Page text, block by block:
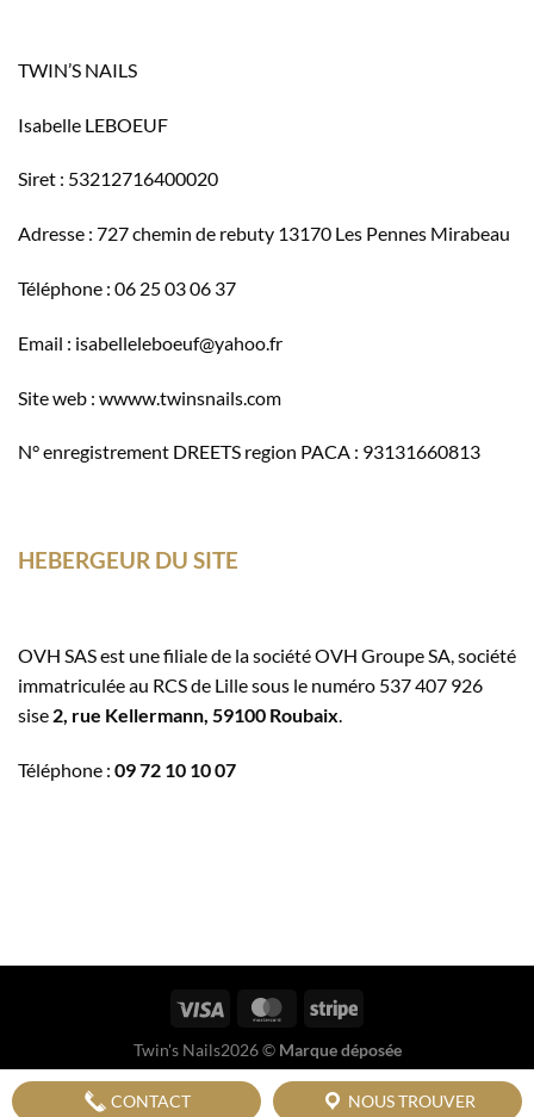
TWIN’S NAILS
Isabelle LEBOEUF
Siret : 53212716400020
Adresse : 727 chemin de rebuty 13170 Les Pennes Mirabeau
Téléphone : 06 25 03 06 37
Email : isabelleleboeuf@yahoo.fr
Site web : wwww.twinsnails.com
N° enregistrement DREETS region PACA : 93131660813
HEBERGEUR DU SITE
OVH SAS est une filiale de la société OVH Groupe SA, société
immatriculée au RCS de Lille sous le numéro 537 407 926
sise 2, rue Kellermann, 59100 Roubaix.
Téléphone : 09 72 10 10 07
Twin's Nails2026 © Marque déposée
CONTACT NOUS TROUVER